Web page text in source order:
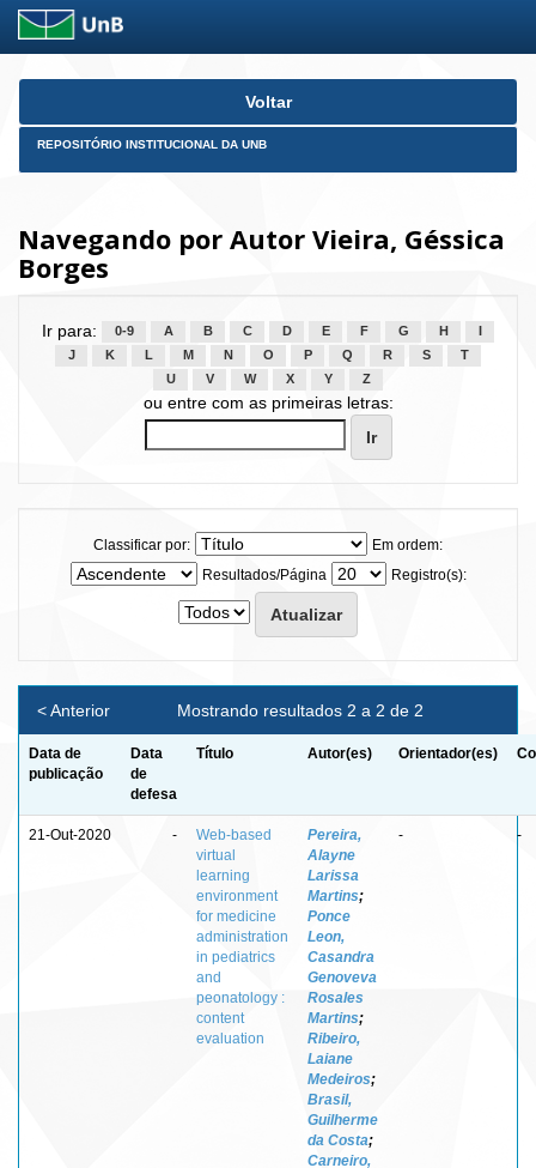
Skip
Voltar
REPOSITÓRIO INSTITUCIONAL DA UNB
Navegando por Autor Vieira, Géssica
Borges
Ir para: 0-9 A B C D E F G H
J
K L M N O P Q R S
T
U
V W X Y Z
ou entre com as primeiras letras:
Classificar por:
Em ordem:
Resultados/Página
Registro(s):
Mostrando resultados 2 a 2 de 2
< Anterior
Data de
publicação
Data
de
defesa
Título Autor(es) Orientador(es)
21-Out-2020 -
Web-based
virtual
learning
environment
for medicine
administration
in pediatrics
and
peonatology :
content
evaluation
Pereira,
Alayne
Larissa
Martins;
Ponce
Leon,
Casandra
Genoveva
Rosales
Martins;
Ribeiro,
Laiane
Medeiros;
Brasil,
Guilherme
da Costa;
Carneiro,
- -